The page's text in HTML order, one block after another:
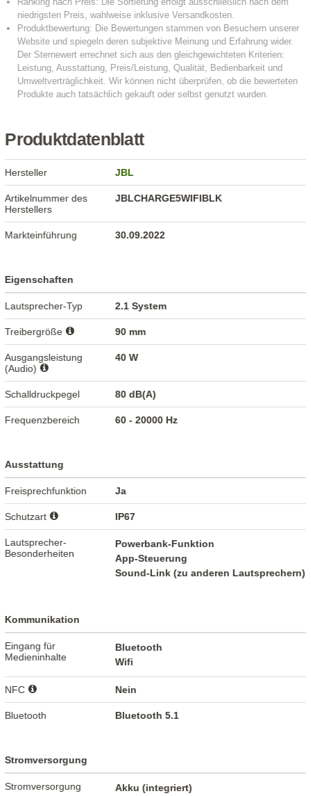
Produktdatenblatt
Hersteller JBL
Artikelnummer des
Herstellers
JBLCHARGE5WIFIBLK
Markteinführung 30.09.2022
Eigenschaften
Lautsprecher-Typ 2.1 System
Treibergröße 90 mm
Ausgangsleistung
(Audio)
40 W
Schalldruckpegel 80 dB(A)
Frequenzbereich 60 - 20000 Hz
Ausstattung
Freisprechfunktion Ja
Schutzart IP67
Lautsprecher-
Besonderheiten
Powerbank-Funktion
App-Steuerung
Sound-Link (zu anderen Lautsprechern)
Kommunikation
Eingang für
Medieninhalte
Bluetooth
Wifi
NFC Nein
Bluetooth Bluetooth 5.1
Stromversorgung
Stromversorgung Akku (integriert)